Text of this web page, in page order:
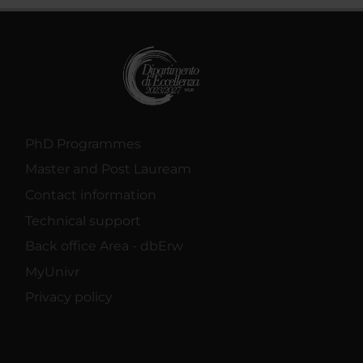
PhD Programmes
Master and Post Lauream
Contact information
Technical support
Back office Area - dbErw
MyUnivr
Privacy policy